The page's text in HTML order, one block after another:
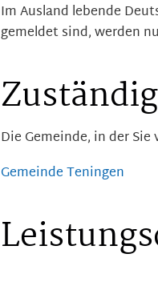
Im Ausland lebende
gemeldet sind, werden
Die Gemeinde, in der
Gemeinde Teningen